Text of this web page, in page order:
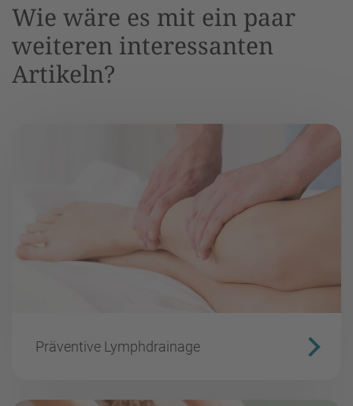
Wie wäre es mit ein paar
weiteren interessanten
Artikeln?
Präventive Lymphdrainage